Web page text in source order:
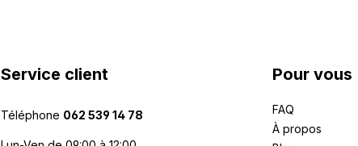
Service client
Téléphone 062 539 14 78
Pour vous
FAQ
À propos